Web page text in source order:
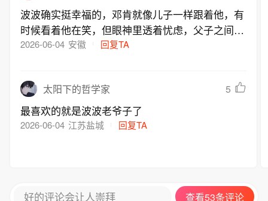
波波确实挺幸福的，邓肯就像儿子一样跟着他，有
时候看着他在笑，但眼神里透着忧虑，父子之间就
是这样，一个承受痛苦，另一个只能假装开心，但
样，难以捉摸
2026-06-04 安徽 回复TA
太阳下的哲学家 5
最喜欢的就是波波老爷子了
2026-06-04 江苏盐城 回复TA
好的评论会让人崇拜 查看53条评论